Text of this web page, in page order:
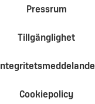
Pressrum
Tillgänglighet
Integritetsmeddelande
Cookiepolicy